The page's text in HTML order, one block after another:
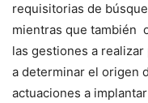
requisitorias de
mientras que también
las gestiones a
a determinar el origen
actuaciones a